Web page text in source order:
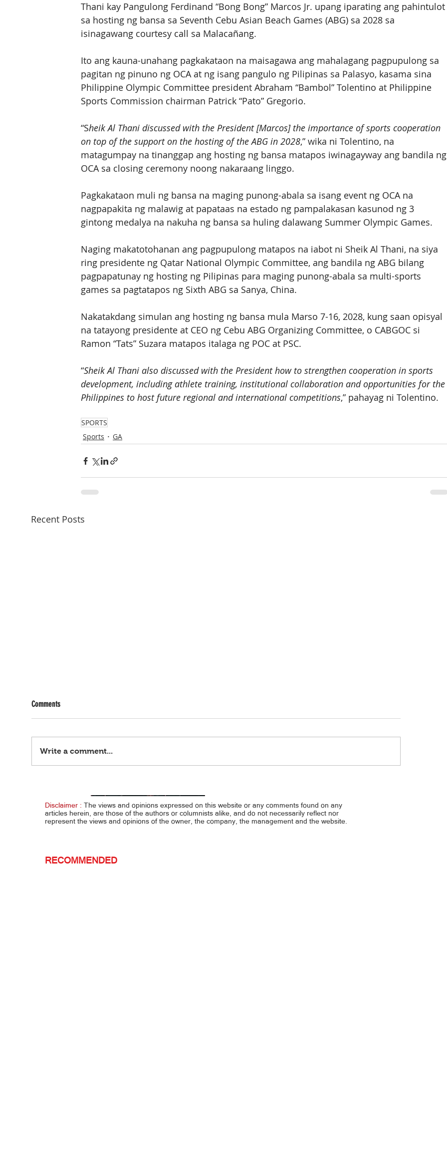
Thani kay Pangulong Ferdinand “Bong Bong” Marcos Jr. upang iparating ang pahintulot
sa hosting ng bansa sa Seventh Cebu Asian Beach Games (ABG) sa 2028 sa
isinagawang courtesy call sa Malacañang.
Ito ang kauna-unahang pagkakataon na maisagawa ang mahalagang pagpupulong sa
pagitan ng pinuno ng OCA at ng isang pangulo ng Pilipinas sa Palasyo, kasama sina
Philippine Olympic Committee president Abraham “Bambol” Tolentino at Philippine
Sports Commission chairman Patrick “Pato” Gregorio.
“Sheik Al Thani discussed with the President [Marcos] the importance of sports cooperation
on top of the support on the hosting of the ABG in 2028,” wika ni Tolentino, na
matagumpay na tinanggap ang hosting ng bansa matapos iwinagayway ang bandila ng
OCA sa closing ceremony noong nakaraang linggo.
Pagkakataon muli ng bansa na maging punong-abala sa isang event ng OCA na
nagpapakita ng malawig at papataas na estado ng pampalakasan kasunod ng 3
gintong medalya na nakuha ng bansa sa huling dalawang Summer Olympic Games.
Naging makatotohanan ang pagpupulong matapos na iabot ni Sheik Al Thani, na siya
ring presidente ng Qatar National Olympic Committee, ang bandila ng ABG bilang
pagpapatunay ng hosting ng Pilipinas para maging punong-abala sa multi-sports
games sa pagtatapos ng Sixth ABG sa Sanya, China.
Nakatakdang simulan ang hosting ng bansa mula Marso 7-16, 2028, kung saan opisyal
na tatayong presidente at CEO ng Cebu ABG Organizing Committee, o CABGOC si
Ramon “Tats” Suzara matapos italaga ng POC at PSC.
“Sheik Al Thani also discussed with the President how to strengthen cooperation in sports
development, including athlete training, institutional collaboration and opportunities for the
Philippines to host future regional and international competitions,” pahayag ni Tolentino.
SPORTS
Sports
GA
Recent Posts
Comments
Write a comment...
Disclaimer : The views and opinions expressed on this website or any comments found on any
articles herein, are those of the authors or columnists alike, and do not necessarily reflect nor
represent the views and opinions of the owner, the company, the management and the website.
RECOMMENDED